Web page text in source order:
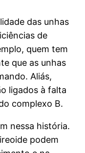
das unhas
de
quem tem
que as unhas
Aliás,
ligados à falta
complexo B.
nessa história.
podem